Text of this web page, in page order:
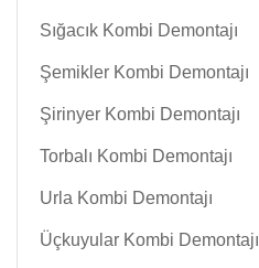
Sığacık Kombi Demontajı
Şemikler Kombi Demontajı
Şirinyer Kombi Demontajı
Torbalı Kombi Demontajı
Urla Kombi Demontajı
Üçkuyular Kombi Demontajı